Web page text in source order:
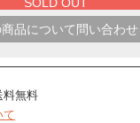
商品について問い合わせ
料無料
て